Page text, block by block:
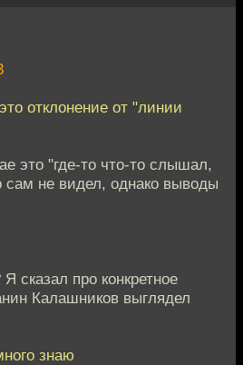
отклонение от "линии
это "где-то что-то слышал,
сам не видел, однако выводы
сказал про конкретное
Калашников выглядел
знаю